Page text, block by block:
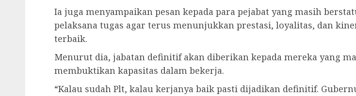
Ia juga menyampaikan pesan kepada para pejabat yang masih
pelaksana tugas agar terus menunjukkan prestasi, loyalitas, dan
terbaik.
Menurut dia, jabatan definitif akan diberikan kepada mereka yang
membuktikan kapasitas dalam bekerja.
“Kalau sudah Plt, kalau kerjanya baik pasti dijadikan definitif.